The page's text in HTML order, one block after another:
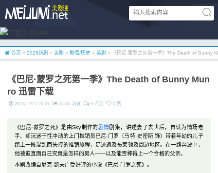
首页 > 2025新剧 > 美剧 > 剧情/历史 > 英剧 > 《巴尼·蒙罗之死第一季》The Death of Bunny
《巴尼·蒙罗之死第一季》The Death of Bunny Mun
ro 迅雷下载
2025/12/22 20:27 3,506 浏览 0 评论 0 赞
《巴尼·蒙罗之死》是由Sky制作的剧情剧集，讲述妻子去世后，自认为情场老
手、却沉迷于性冲动的上门推销员巴尼·门罗（马特·史密斯 饰）带着年幼的儿子
踏上一段混乱而失控的推销旅程，足迹遍及布莱顿及周边地区。在一路奔波中，
他被迫直面自己究竟是怎样的男人——以及能否称得上一个合格的父亲。
本剧改编自尼克·凯夫广受好评的小说《巴尼·门罗之死》。